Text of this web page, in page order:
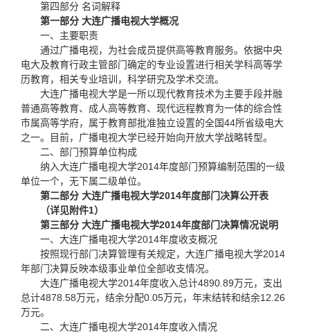
第四部分 名词解释
第一部分 大连广播电视大学概况
一、主要职责
通过广播电视，为社会成员提供高等教育服务。依据中央
电大及教育行政主管部门确定的专业设置进行相关学科高等学
历教育，相关专业培训，科学研究及学术交流。
大连广播电视大学是一所以现代教育技术为主要手段并融
普通高等教育、成人高等教育、现代远程教育为一体的综合性
市属高等学府，属于教育部批准独立设置的全国44所省级电大
之一。目前，广播电视大学已经开始向开放大学战略转型。
二、部门预算单位构成
纳入大连广播电视大学2014年度部门预算编制范围的一级
单位一个，无下属二级单位。
第二部分 大连广播电视大学2014年度部门决算公开表
（详见附件1）
第三部分 大连广播电视大学2014年度部门决算情况说明
一、大连广播电视大学2014年度收支概况
按照现行部门决算管理有关规定，大连广播电视大学2014
年部门决算反映本级事业单位全部收支情况。
大连广播电视大学2014年度收入总计4890.89万元，支出
总计4878.58万元，结余分配0.05万元，年末结转和结余12.26
万元。
二、大连广播电视大学2014年度收入情况